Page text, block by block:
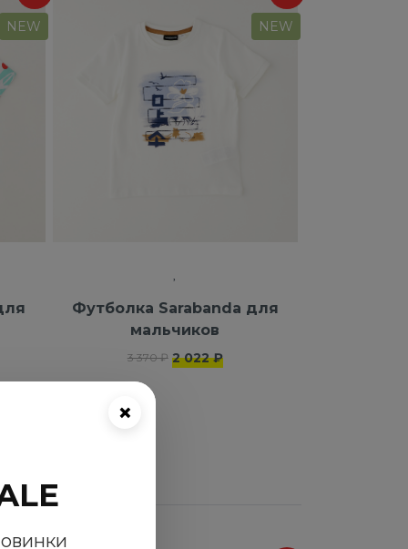
NEW NEW
Футболка Sarabanda для
мальчиков
3 370 ₽ 2 022 ₽
×